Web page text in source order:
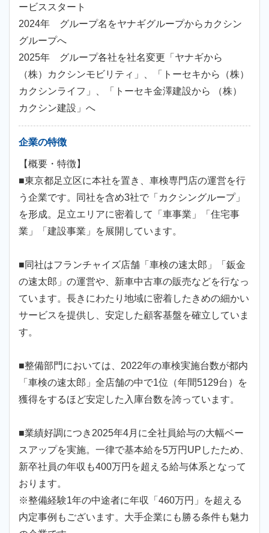
ービススタート
2024年 グループ名をヤナギグループからカクシン
グループへ
2025年 グループ各社を社名変更「ヤナギから
（株）カクシンモビリティ」、「トーセキから（株）
カクシンライフ」、「トーセキ金澤建設から （株）
カクシン建設」へ
企業の特徴
【概要・特徴】
■東京都足立区に本社を置き、車検専門店の運営を行
う企業です。同社を含め3社で「カクシングループ」
を形成。足立エリアに密着して「車事業」「住宅事
業」「建設事業」を展開しています。
■同社はフランチャイズ店舗「車検の速太郎」「鈑金
の速太郎」の運営や、新車中古車の販売などを行なっ
ています。長きにわたり地域に密着したきめの細かい
サービスを提供し、安定した顧客基盤を確立していま
す。
■整備部門においては、2022年の車検実施台数が都内
「車検の速太郎」全店舗の中で1位（年間5129台）を
獲得をするほど安定した入庫台数を誇っています。
■業績好調につき2025年4月に全社員給与の大幅ベー
スアップを実施。一律で基本給を5万円UPしたため、
新卒社員の年収も400万円を超える給与体系となって
おります。
※整備経験1年の中途者に年収「460万円」を超える
内定事例もございます。大手企業にも勝る条件も魅力